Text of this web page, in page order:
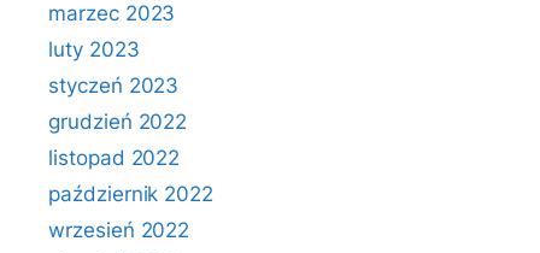
marzec 2023
luty 2023
styczeń 2023
grudzień 2022
listopad 2022
październik 2022
wrzesień 2022